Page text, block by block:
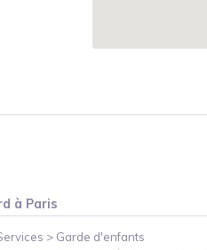
à Paris
> Garde d'enfants